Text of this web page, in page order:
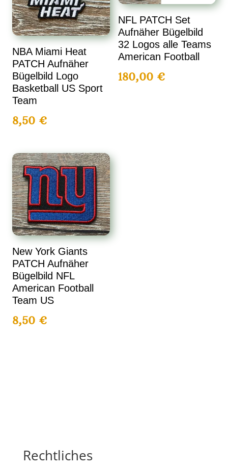
NBA Miami Heat
PATCH Aufnäher
Bügelbild Logo
Basketball US Sport
Team
8,50€
NFL PATCH Set
Aufnäher Bügelbild
32 Logos alle Teams
American Football
180,00 €
New York Giants
PATCH Aufnäher
Bügelbild NFL
American Football
Team US
8,50€
Rechtliches